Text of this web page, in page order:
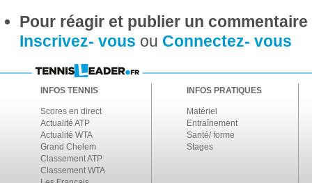
Pour réagir et publier un
Inscrivez- vous ou Connectez- vous
INFOS TENNIS
Scores en direct
Actualité ATP
Actualité WTA
Grand Chelem
Classement ATP
Classement WTA
INFOS PRATIQUES
Matériel
Entraînement
Santé/ forme
Stages